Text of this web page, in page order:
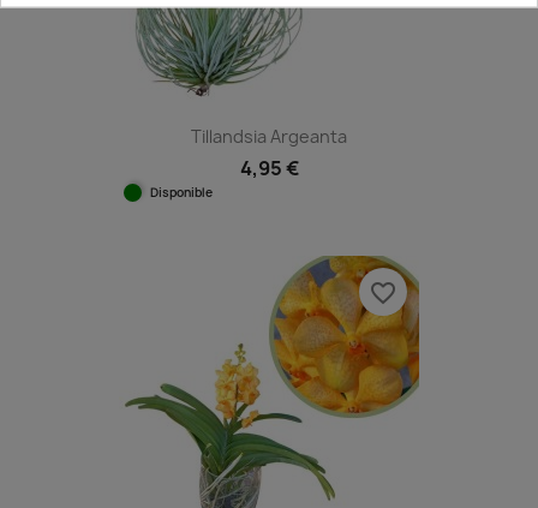
Tillandsia Argeanta
4,95 €
Disponible
favorite_border